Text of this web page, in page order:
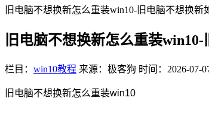
旧电脑不想换新怎么重装win10-旧电脑不想换新
旧电脑不想换新怎么重装
栏目： win10教程 来源：极客狗 时间：2026-07-
旧电脑不想换新怎么重装win10